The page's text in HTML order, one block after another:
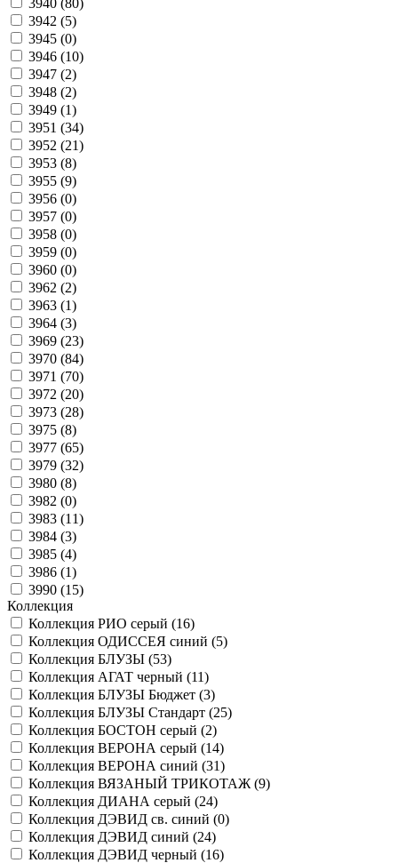
3940 (80)
3942 (5)
3945 (0)
3946 (10)
3947 (2)
3948 (2)
3949 (1)
3951 (34)
3952 (21)
3953 (8)
3955 (9)
3956 (0)
3957 (0)
3958 (0)
3959 (0)
3960 (0)
3962 (2)
3963 (1)
3964 (3)
3969 (23)
3970 (84)
3971 (70)
3972 (20)
3973 (28)
3975 (8)
3977 (65)
3979 (32)
3980 (8)
3982 (0)
3983 (11)
3984 (3)
3985 (4)
3986 (1)
3990 (15)
Коллекция
Коллекция РИО серый (16)
Коллекция ОДИССЕЯ синий (5)
Коллекция БЛУЗЫ (53)
Коллекция АГАТ черный (11)
Коллекция БЛУЗЫ Бюджет (3)
Коллекция БЛУЗЫ Стандарт (25)
Коллекция БОСТОН серый (2)
Коллекция ВЕРОНА серый (14)
Коллекция ВЕРОНА синий (31)
Коллекция ВЯЗАНЫЙ ТРИКОТАЖ (9)
Коллекция ДИАНА серый (24)
Коллекция ДЭВИД св. синий (0)
Коллекция ДЭВИД синий (24)
Коллекция ДЭВИД черный (16)